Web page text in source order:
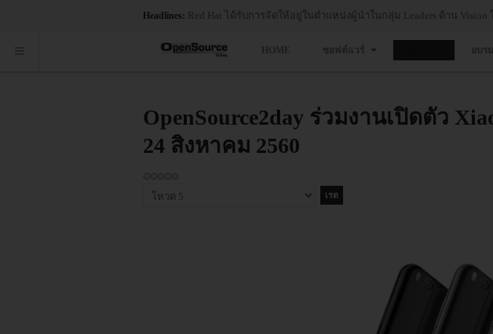
Headlines: Red Hat ได้รับการจัดให้อยู่ในตำแหน่งผู้นำในกลุ่ม Leaders ด้าน Vision
HOME ซอฟต์แวร์ อบรม
OpenSource2day ร่วมงานเปิดตัว
24 สิงหาคม 2560
กรุณา